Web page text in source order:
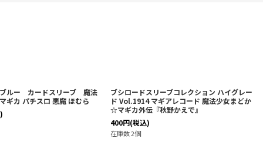
ブルー カードスリーブ 魔法
ギカ パチスロ 悪魔 ほむら
ブシロードスリーブコレクション ハイグレー
ド Vol.1914 マギアレコード 魔法少女まどか
☆マギカ外伝『秋野かえで』
400円(税込)
在庫数 2個